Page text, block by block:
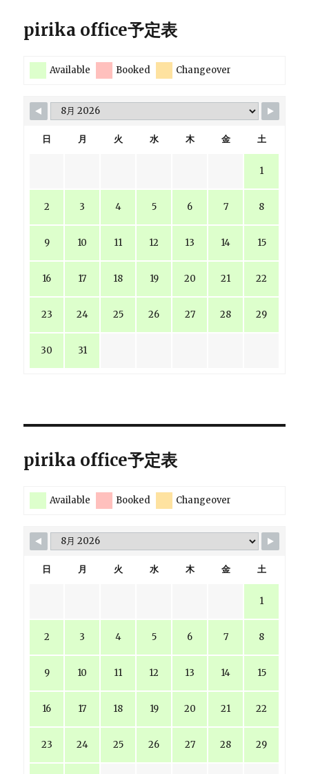
pirika office予定表
Available Booked Changeover
日 月 火 水 木 金 土
1
2 3 4 5 6 7 8
9 10 11 12 13 14 15
16 17 18 19 20 21 22
23 24 25 26 27 28 29
30 31
pirika office予定表
Available Booked Changeover
日 月 火 水 木 金 土
1
2 3 4 5 6 7 8
9 10 11 12 13 14 15
16 17 18 19 20 21 22
23 24 25 26 27 28 29